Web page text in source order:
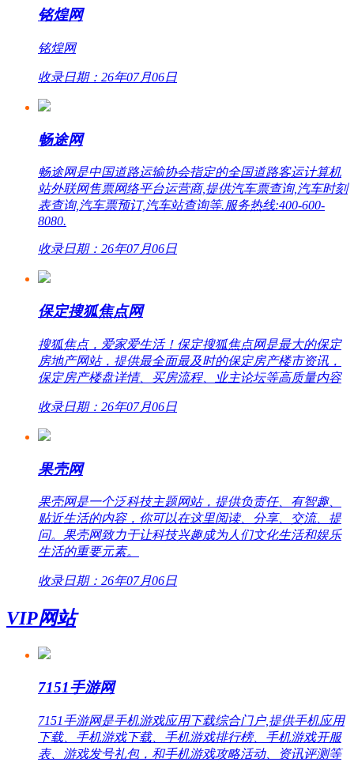
铭煌网
铭煌网
收录日期：26年07月06日
畅途网
畅途网是中国道路运输协会指定的全国道路客运计算机
站外联网售票网络平台运营商,提供汽车票查询,汽车时刻
表查询,汽车票预订,汽车站查询等.服务热线:400-600-
8080.
收录日期：26年07月06日
保定搜狐焦点网
搜狐焦点，爱家爱生活！保定搜狐焦点网是最大的保定
房地产网站，提供最全面最及时的保定房产楼市资讯，
保定房产楼盘详情、买房流程、业主论坛等高质量内容
收录日期：26年07月06日
果壳网
果壳网是一个泛科技主题网站，提供负责任、有智趣、
贴近生活的内容，你可以在这里阅读、分享、交流、提
问。果壳网致力于让科技兴趣成为人们文化生活和娱乐
生活的重要元素。
收录日期：26年07月06日
VIP网站
7151手游网
7151手游网是手机游戏应用下载综合门户,提供手机应用
下载、手机游戏下载、手机游戏排行榜、手机游戏开服
表、游戏发号礼包，和手机游戏攻略活动、资讯评测等